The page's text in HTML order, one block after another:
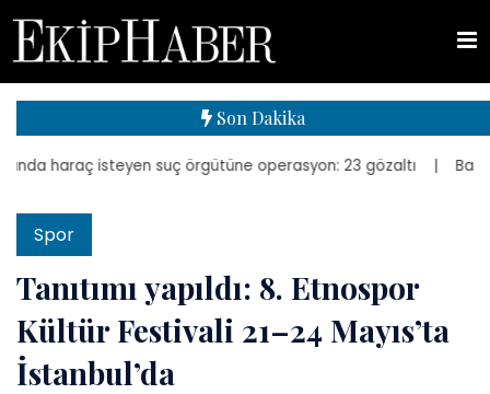
Son Dakika
haraç isteyen suç örgütüne operasyon: 23 gözaltı | Bakan
Spor
Tanıtımı yapıldı: 8. Etnospor
Kültür Festivali 21–24 Mayıs’ta
İstanbul’da